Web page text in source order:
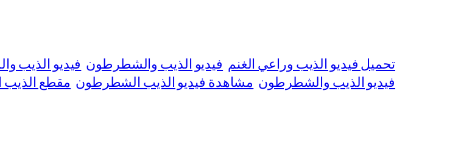
تحميل فيديو الذيب وراعي الغنم فيديو الذيب والشطرطون فيديو الذيب
فيديو الذيب والشطرطون مشاهدة فيديو الذيب الشطرطون مقطع